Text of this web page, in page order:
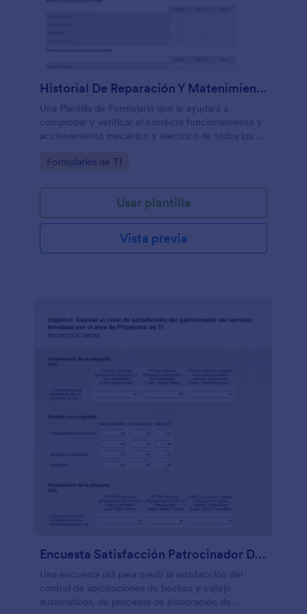
Historial De Reparación Y Matenimiento De Cámaras
Una Plantilla de Formulario que le ayudará a
comprobar y verificar el correcto funcionamiento y
accionamiento mecánico y electrico de todos los
Puede ingresar información sobre reparación de
componentes, partes y piezas.
Go to Category:
Formularios de TI
Usar plantilla
Vista previa
Encuesta Satisfacción Patrocinador De Proyectos TI
Una encuesta útil para medir la satisfacción del
control de aprobaciones de hechos y cotejo
automáticos, de procesos de elaboración de